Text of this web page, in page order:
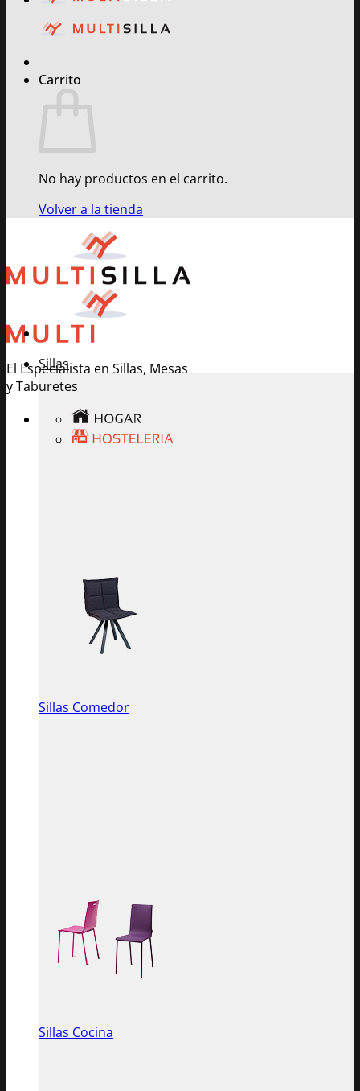
Carrito
No hay productos en el carrito.
Volver a la tienda
El Especialista en Sillas, Mesas
y Taburetes
Sillas
Sillas Comedor
Sillas Cocina